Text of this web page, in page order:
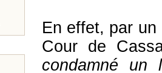
En effet, par
Cour de
condamné un